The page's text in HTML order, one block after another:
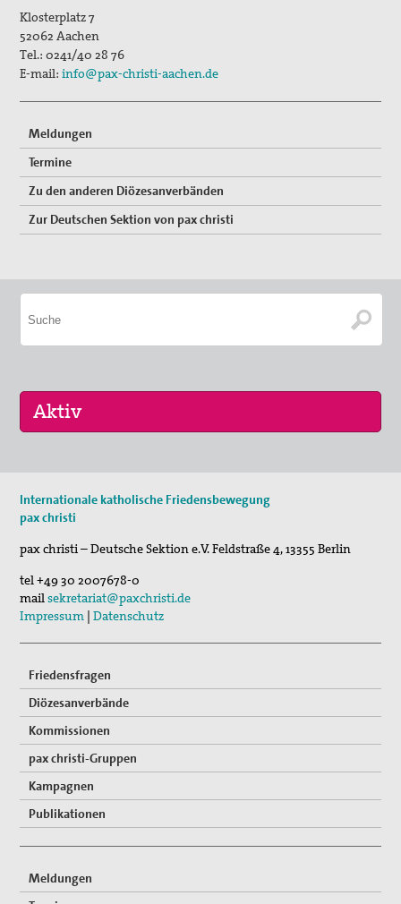
Klosterplatz 7
52062 Aachen
Tel.:0241/40 28 76
E-mail:info@pax-christi-aachen.de
Meldungen
Termine
Zu den anderen Diözesanverbänden
Zur Deutschen Sektion von pax christi
Internationale katholische Friedensbewegung
pax christi
pax christi – Deutsche Sektion e.V.Feldstraße 4,13355 Berlin
tel+49 30 2007678-0
mailsekretariat@paxchristi.de
Impressum |Datenschutz
Friedensfragen
Diözesanverbände
Kommissionen
pax christi-Gruppen
Kampagnen
Publikationen
Meldungen